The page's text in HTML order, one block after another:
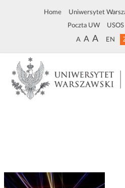
Home Uniwersytet
Poczta UW USOS
A A A EN